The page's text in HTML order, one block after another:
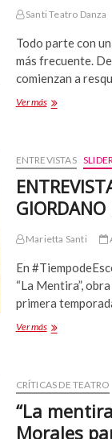
Santi Teatro Danza
Todo parte con
más frecuente.
comienzan a
Ver másJesús
Paola
Sara
Becker
nuevo
estreno
de
Zoco
ENTREVISTAS
GIORDANO
Marietta Santi
En
“La Mentira”,
primera
Ver másENTREVISTA
Y
ROSSI
POR
CRÍTICAS DE TEATRO
“La
Morales